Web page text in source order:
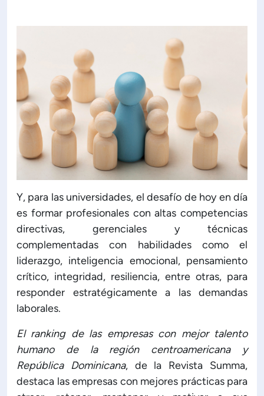
Y, para las universidades, el desafío de hoy en día
es formar profesionales con altas competencias
directivas, gerenciales y técnicas
complementadas con habilidades como el
liderazgo, inteligencia emocional, pensamiento
crítico, integridad, resiliencia, entre otras, para
responder estratégicamente a las demandas
laborales.
El ranking de las empresas con mejor talento
humano de la región centroamericana y
República Dominicana, de la Revista Summa,
destaca las empresas con mejores prácticas para